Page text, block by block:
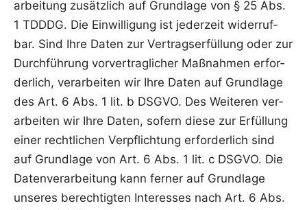
ar­bei­tung zusätz­lich auf Grund­la­ge von § 25 Abs.
1 TDDDG. Die Ein­wil­li­gung ist jeder­zeit wider­ruf­
bar. Sind Ihre Daten zur Ver­trags­er­fül­lung oder zur
Durch­füh­rung vor­ver­trag­li­cher Maß­nah­men erfor­
der­lich, ver­ar­bei­ten wir Ihre Daten auf Grund­la­ge
des Art. 6 Abs. 1 lit. b DSGVO. Des Wei­te­ren ver­
ar­bei­ten wir Ihre Daten, sofern die­se zur Erfül­lung
einer recht­li­chen Ver­pflich­tung erfor­der­lich sind
auf Grund­la­ge von Art. 6 Abs. 1 lit. c DSGVO. Die
Daten­ver­ar­bei­tung kann fer­ner auf Grund­la­ge
unse­res berech­tig­ten Inter­es­ses nach Art. 6 Abs.